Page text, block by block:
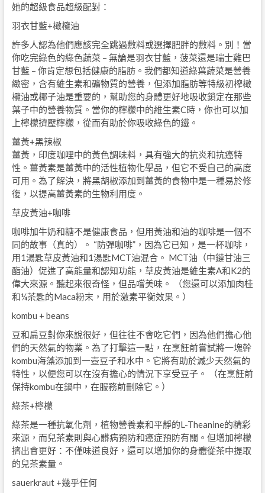
她的超級食品超級配對：
羽衣甘藍+橄欖油
許多人認為他們應該完全跳過敷料或選擇肥胖的敷料。別！當
你吃完綠色的綠色蔬菜 – 無論是羽衣甘藍，菠菜還是瑞士雞巴
甘藍 – 你肯定想包括健康的脂肪。我們都知道綠葉蔬菜是營養
緻密，含有維生素和礦物質的營養，但添加脂肪等特級初榨橄
欖油或椰子油是重要的，幫助您的身體更好地吸收鎖定在那些
葉子中的營養物質。當你的檸檬中的維生素C時，你也可以加
上檸檬擠壓檸檬，從而有助於你吸收綠色的鐵。
薑黃+黑辣椒
薑黃，印度咖哩中的黃色調味料，具有強大的抗炎和抗癌特
性。薑黃素是薑黃中的活性植物化學品，但它不受自己的高度
可用。為了解決，將黑胡椒添加到薑黃的食物中是一種易於修
復，以提高薑黃素的生物利用度。
草皮黃油+咖啡
咖啡加牛奶和糖不是健康食品，但用黃油和油的咖啡是一個不
同的故事（真的）。 “防彈咖啡”，因為它已知，是一杯咖啡，
用1湯匙草皮黃油和1湯匙MCT油混合。 MCT油（中鏈甘油三
酯油）促進了高能量和認知功能，草皮黃油是維生素A和K2的
偉大來源。聽起來很奇怪，但品嚐美味。 （您還可以添加肉桂
和¼茶匙的Maca粉末，用於激素平衡效果。）
kombu + beans
豆和扁豆對你來說很好，但往往不會吃它們，因為他們擔心他
們的天然氣的物業。為了打擊這一點，在烹飪前嘗試將一塊幹
kombu海藻添加到一壺豆子和水中。它將有助於減少天然氣的
特性，以便您可以在沒有擔心的情況下享受豆子。 （在烹飪前
保持kombu在鍋中，在服務前刪除它。）
綠茶+檸檬
綠茶是一種抗氧化劑，植物營養素和平靜的L-Theanine的精彩
來源，而兒茶素則與心髒病預防和癌症預防有關。但增加檸檬
擠出會更好：不僅味道良好，還可以增加你的身體從茶中提取
的兒茶素量。
sauerkraut +幾乎任何